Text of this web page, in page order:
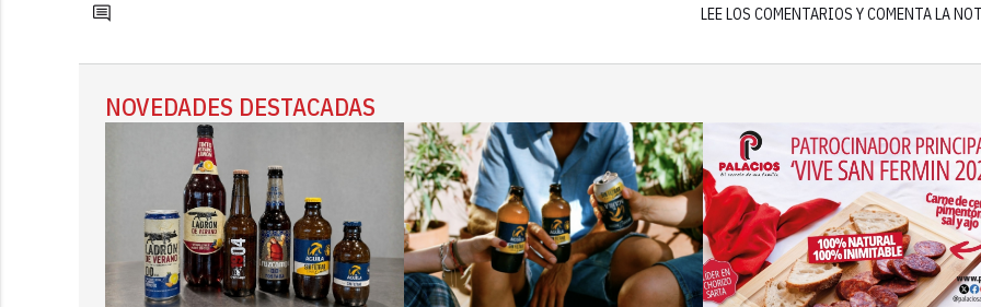
LEE LOS COMENTARIOS Y COMENTA LA
NOVEDADES DESTACADAS